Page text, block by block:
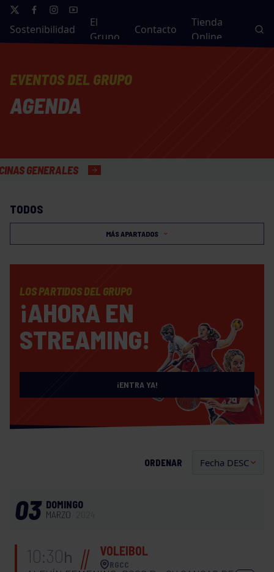
Sostenibilidad
El
Grupo
Contacto
Tienda
Online
EVENTOS DEL GRUPO
AGENDA
TODOS
MÁS APARTADOS
LOS PARTIDOS DEL GRUPO
¡AHORA EN
STREAMING!
¡ENTRA YA!
ORDENAR
03 DOMINGO
MARZO
10:30h VOLEIBOL
RGCC